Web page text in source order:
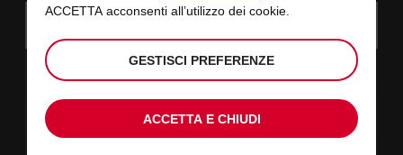
Instructions
Screen
Reader
Users:
screen
Salta
i
link
presenti
Scegli
località
di
ritiro
L’orario
scelto
09 AGO
seleziona
per
modificare
Orario
di
ritiro
10:00
termine
11
MAR
AGO
modificare
to
di
ritiro
10:00
ACCETTA acconsenti all’utilizzo dei cookie.
GESTISCI PREFERENZE
ACCETTA E CHIUDI